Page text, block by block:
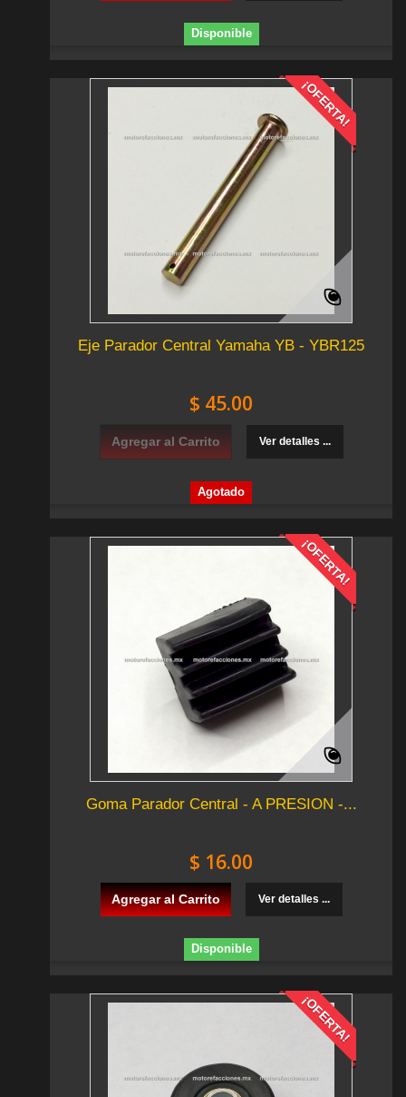
Disponible
¡OFERTA!
Eje Parador Central Yamaha YB - YBR125
$ 45.00
Agregar al Carrito Ver detalles ...
Agotado
¡OFERTA!
Goma Parador Central - A PRESION -...
$ 16.00
Agregar al Carrito Ver detalles ...
Disponible
¡OFERTA!